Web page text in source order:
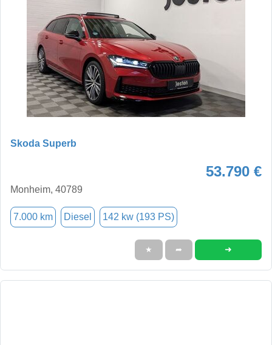
Skoda Superb
53.790 €
Monheim, 40789
7.000 km Diesel 142 kw (193 PS)
★ ➦ ➜